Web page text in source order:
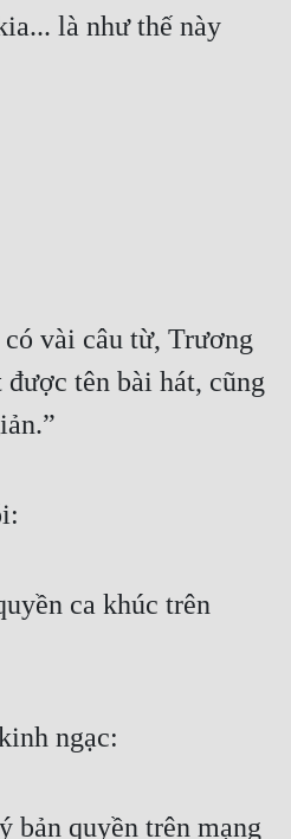
là như thế này
vài câu từ, Trương
tên bài hát, cũng
ca khúc trên
ngạc:
bản quyền trên mạng